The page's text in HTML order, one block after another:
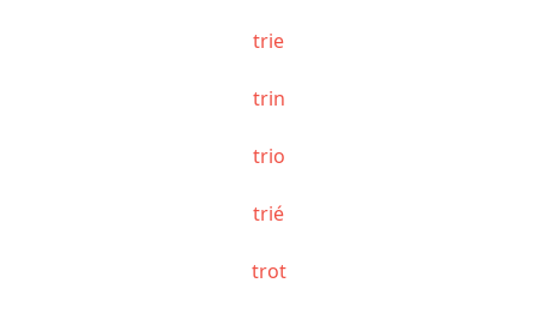
trie
trin
trio
trié
trot